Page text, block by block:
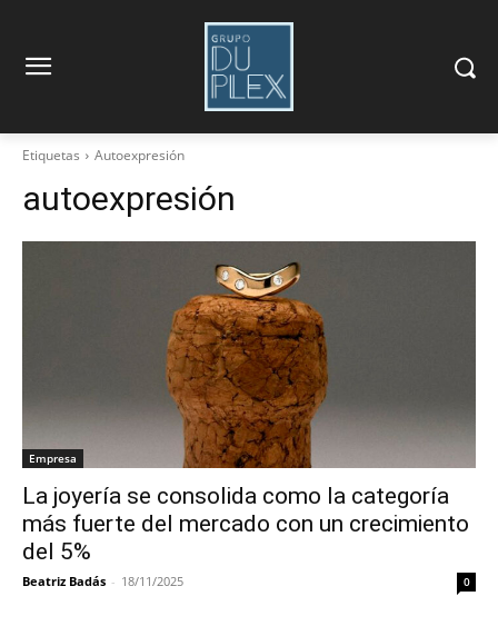
Etiquetas Autoexpresión
autoexpresión
Empresa
La joyería se consolida como la categoría
más fuerte del mercado con un crecimiento
del 5%
Beatriz Badás - 18/11/2025 0